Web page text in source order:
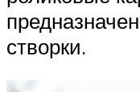
створки.